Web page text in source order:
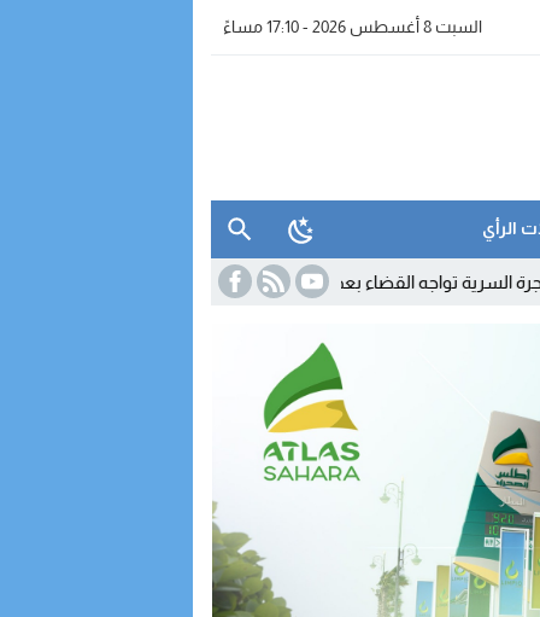
السبت 8 أغسطس 2026 - 17:10 مساءً
الرأي
بعد نشر معطيات مضللة 11:55 تحول دبلوماسي لافت.. كولومبيا